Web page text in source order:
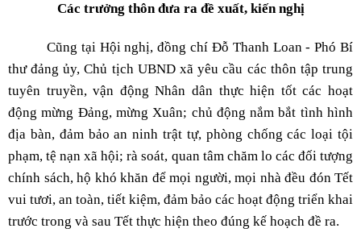
Các trưởng thôn đưa ra đề xuất, kiến nghị
Cũng tại Hội nghị, đồng chí Đỗ Thanh Loan - Phó Bí
thư đảng ủy, Chủ tịch UBND xã yêu cầu các thôn tập trung
tuyên truyền, vận động Nhân dân thực hiện tốt các hoạt
động mừng Đảng, mừng Xuân; chủ động nắm bắt tình hình
địa bàn, đảm bảo an ninh trật tự, phòng chống các loại tội
phạm, tệ nạn xã hội; rà soát, quan tâm chăm lo các đối tượng
chính sách, hộ khó khăn để mọi người, mọi nhà đều đón Tết
vui tươi, an toàn, tiết kiệm, đảm bảo các hoạt động triển khai
trước trong và sau Tết thực hiện theo đúng kế hoạch đề ra.